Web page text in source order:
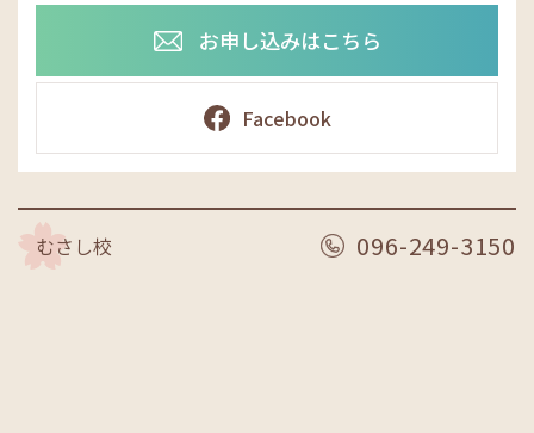
お申し込みはこちら
Facebook
むさし校 096-249-3150